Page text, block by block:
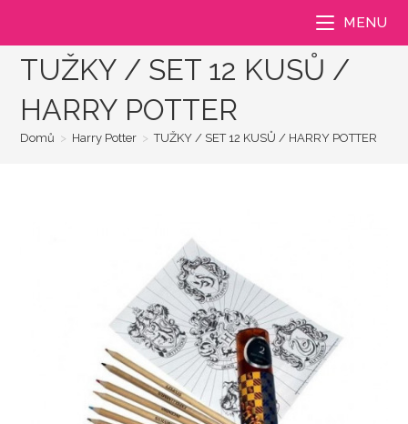
MENU
TUŽKY / SET 12 KUSŮ /
HARRY POTTER
Domů > Harry Potter > TUŽKY / SET 12 KUSŮ / HARRY POTTER